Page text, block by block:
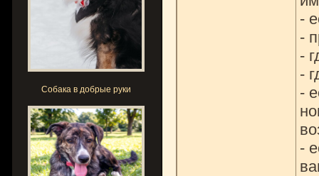
Собака в добрые руки
-
-
-
-
-
-